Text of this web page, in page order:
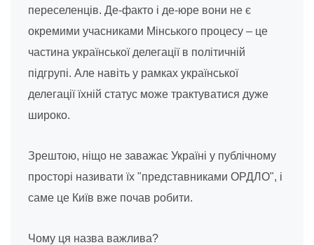
переселенців. Де-факто і де-юре вони не є
окремими учасниками Мінського процесу – це
частина української делегації в політичній
підгрупі. Але навіть у рамках української
делегації їхній статус може трактуватися дуже
широко.
Зрештою, ніщо не заважає Україні у публічному
просторі називати їх "представниками ОРДЛО", і
саме це Київ вже почав робити.
Чому ця назва важлива?